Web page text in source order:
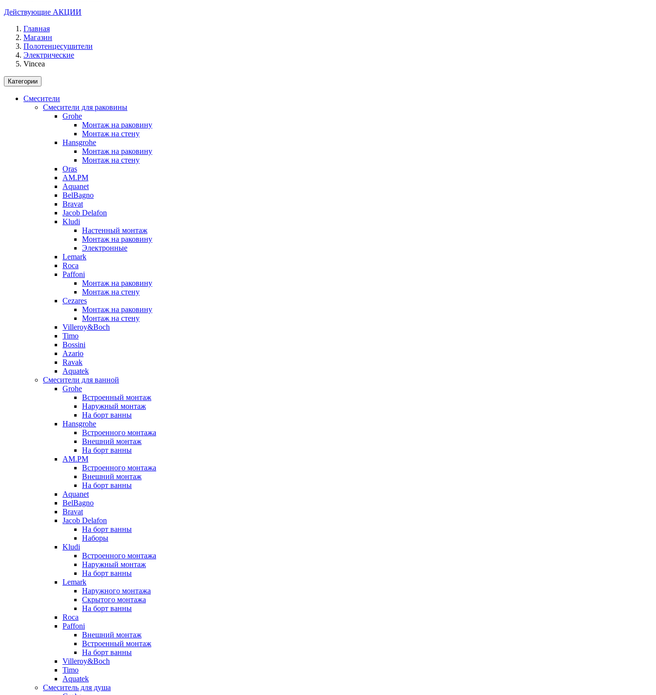
Действующие АКЦИИ
Главная
Магазин
Полотенцесушители
Электрические
Vincea
Категории
Смесители
Смесители для раковины
Grohe
Монтаж на раковину
Монтаж на стену
Hansgrohe
Монтаж на раковину
Монтаж на стену
Oras
AM.PM
Aquanet
BelBagno
Bravat
Jacob Delafon
Kludi
Настенный монтаж
Монтаж на раковину
Электронные
Lemark
Roca
Paffoni
Монтаж на раковину
Монтаж на стену
Cezares
Монтаж на раковину
Монтаж на стену
Villeroy&Boch
Timo
Bossini
Azario
Ravak
Aquatek
Смесители для ванной
Grohe
Встроенный монтаж
Наружный монтаж
На борт ванны
Hansgrohe
Встроенного монтажа
Внешний монтаж
На борт ванны
AM.PM
Встроенного монтажа
Внешний монтаж
На борт ванны
Aquanet
BelBagno
Bravat
Jacob Delafon
На борт ванны
Наборы
Kludi
Встроенного монтажа
Наружный монтаж
На борт ванны
Lemark
Наружного монтажа
Скрытого монтажа
На борт ванны
Roca
Paffoni
Внешний монтаж
Встроенный монтаж
На борт ванны
Villeroy&Boch
Timo
Aquatek
Смеситель для душа